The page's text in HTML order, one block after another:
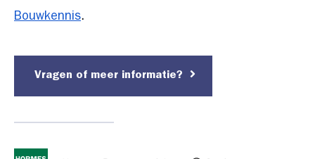
Bouwkennis.
Vragen of meer informatie?